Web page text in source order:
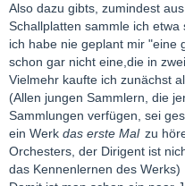
Also dazu gibts, zumindest
Schallplatten sammle ich
ich habe nie geplant mir "eine
schon gar nicht eine,die in
Vielmehr kaufte ich zunächst
(Allen jungen Sammlern, die
Sammlungen verfügen, sei
ein Werk das erste Mal zu
Orchesters, der Dirigent ist
das Kennenlernen des Werks)